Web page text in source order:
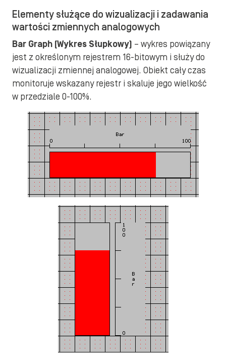
Elementy służące do wizualizacji i zadawania
wartości zmiennych analogowych
Bar Graph (Wykres Słupkowy) – wykres powiązany
jest z określonym rejestrem 16-bitowym i służy do
wizualizacji zmiennej analogowej. Obiekt cały czas
monitoruje wskazany rejestr i skaluje jego wielkość
w przedziale 0-100%.